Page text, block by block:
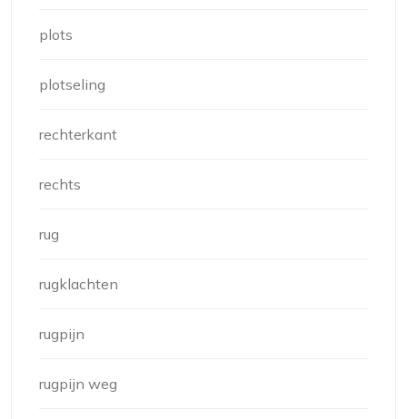
plots
plotseling
rechterkant
rechts
rug
rugklachten
rugpijn
rugpijn weg